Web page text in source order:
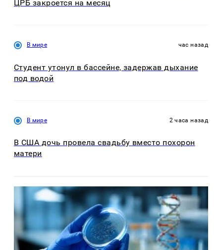
ЦРБ закроется на месяц
В мире час назад
Студент утонул в бассейне, задержав дыхание
под водой
В мире 2 часа назад
В США дочь провела свадьбу вместо похорон
матери